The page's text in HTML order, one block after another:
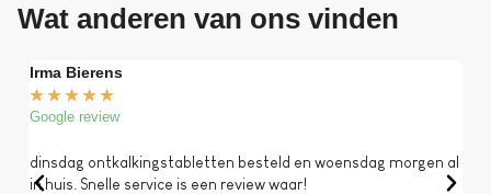
Wat anderen van ons vinden
Irma Bierens
★ ★ ★ ★ ★
Google review
dinsdag ontkalkingstabletten besteld en woensdag morgen al
in huis. Snelle service is een review waar!